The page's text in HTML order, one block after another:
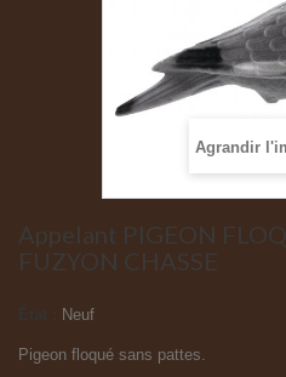
Agrandir
Appelant PIGEON
FUZYON CHASSE
Neuf
Pigeon floqué sans pattes.